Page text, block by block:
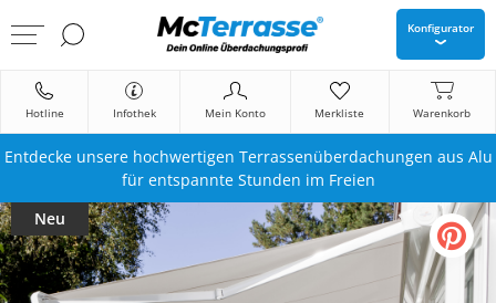
Konfigurator
Hotline Infothek Mein Konto Merkliste Warenkorb
Entdecke unsere hochwertigen Terrassenüberdachungen aus Alu
für entspannte Stunden im Freien
Neu